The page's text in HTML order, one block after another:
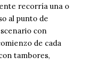
recorría una o
al punto de
con
de cada
tambores,